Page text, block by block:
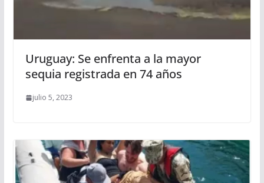
Uruguay: Se enfrenta a la mayor
sequia registrada en 74 años
julio 5, 2023